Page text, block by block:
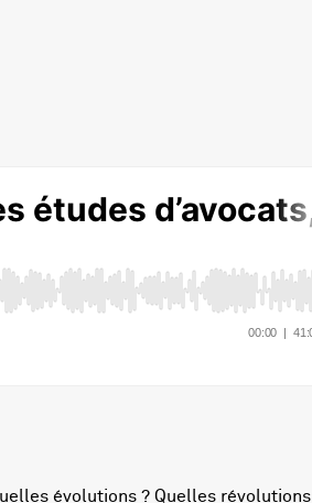
évolutions ? Quelles révolutions